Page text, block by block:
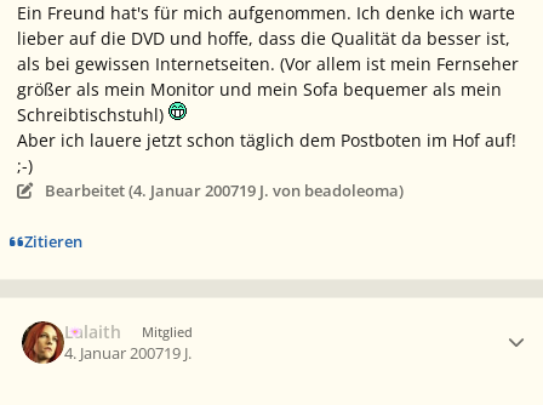
Ein Freund hat's für mich aufgenommen. Ich denke ich warte
lieber auf die DVD und hoffe, dass die Qualität da besser ist,
als bei gewissen Internetseiten. (Vor allem ist mein Fernseher
größer als mein Monitor und mein Sofa bequemer als mein
Schreibtischstuhl)
Aber ich lauere jetzt schon täglich dem Postboten im Hof auf!
;-)
Bearbeitet (4. Januar 200719 J. von beadoleoma)
Zitieren
Lalaith Mitglied
4. Januar 200719 J.